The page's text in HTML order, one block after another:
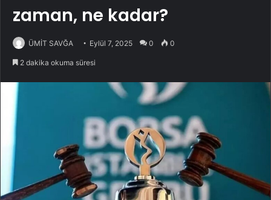
zaman, ne kadar?
ÜMİT SAVĞA Eylül 7, 2025 0 0
2 dakika okuma süresi